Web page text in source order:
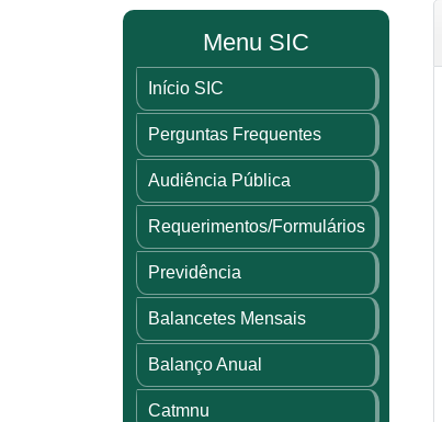
Menu SIC
Início SIC
Perguntas Frequentes
Audiência Pública
Requerimentos/Formulários
Previdência
Balancetes Mensais
Balanço Anual
Catmnu